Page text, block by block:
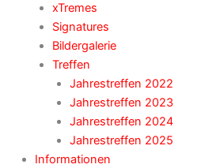
xTremes
Signatures
Bildergalerie
Treffen
Jahrestreffen 2022
Jahrestreffen 2023
Jahrestreffen 2024
Jahrestreffen 2025
Informationen